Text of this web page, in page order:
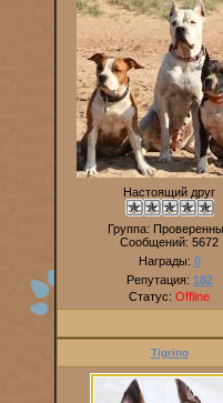
Настоящий друг
Группа:
Сообщений: 5672
Награды: 0
Репутация: 182
Статус: Offline
Tigrino